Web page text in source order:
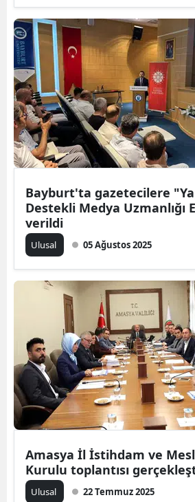
Bayburt'ta gazetecilere
Destekli Medya Uzmanlığı
verildi
Ulusal 05 Ağustos 2025
Amasya İl İstihdam ve
Kurulu toplantısı
Ulusal 22 Temmuz 2025